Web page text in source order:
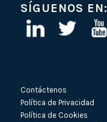
SÍGUENOS EN:
Contáctenos
Política de Privacidad
Política de Cookies